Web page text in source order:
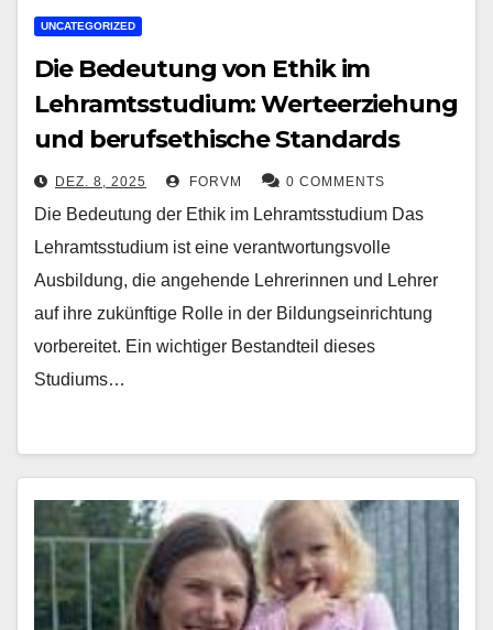
UNCATEGORIZED
Die Bedeutung von Ethik im
Lehramtsstudium: Werteerziehung
und berufsethische Standards
DEZ. 8, 2025 FORVM 0 COMMENTS
Die Bedeutung der Ethik im Lehramtsstudium Das
Lehramtsstudium ist eine verantwortungsvolle
Ausbildung, die angehende Lehrerinnen und Lehrer
auf ihre zukünftige Rolle in der Bildungseinrichtung
vorbereitet. Ein wichtiger Bestandteil dieses
Studiums…